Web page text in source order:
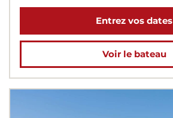
Entrez vos dates
Voir le bateau